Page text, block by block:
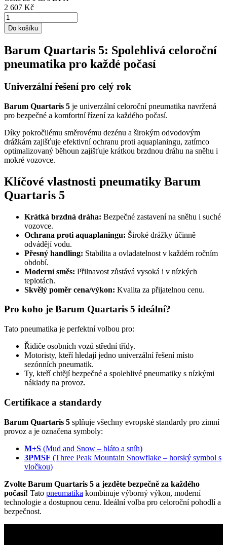
2 607 Kč
Do košíku
Barum Quartaris 5: Spolehlivá celoroční
pneumatika pro každé počasí
Univerzální řešení pro celý rok
Barum Quartaris 5 je univerzální celoroční pneumatika navržená
pro bezpečné a komfortní řízení za každého počasí.
Díky pokročilému směrovému dezénu a širokým odvodovým
drážkám zajišťuje efektivní ochranu proti aquaplaningu, zatímco
optimalizovaný běhoun zajišťuje krátkou brzdnou dráhu na sněhu i
mokré vozovce.
Klíčové vlastnosti pneumatiky Barum
Quartaris 5
Krátká brzdná dráha: Bezpečné zastavení na sněhu i suché
vozovce.
Ochrana proti aquaplaningu: Široké drážky účinně
odvádějí vodu.
Přesný handling: Stabilita a ovladatelnost v každém ročním
období.
Moderní směs: Přilnavost zůstává vysoká i v nízkých
teplotách.
Skvělý poměr cena/výkon: Kvalita za přijatelnou cenu.
Pro koho je Barum Quartaris 5 ideální?
Tato pneumatika je perfektní volbou pro:
Řidiče osobních vozů střední třídy.
Motoristy, kteří hledají jedno univerzální řešení místo
sezónních pneumatik.
Ty, kteří chtějí bezpečné a spolehlivé pneumatiky s nízkými
náklady na provoz.
Certifikace a standardy
Barum Quartaris 5 splňuje všechny evropské standardy pro zimní
provoz a je označena symboly:
M+S (Mud and Snow – bláto a sníh)
3PMSF (Three Peak Mountain Snowflake – horský symbol s
vločkou)
Zvolte Barum Quartaris 5 a jezděte bezpečně za každého
počasí! Tato pneumatika kombinuje výborný výkon, moderní
technologie a dostupnou cenu. Ideální volba pro celoroční pohodlí a
bezpečnost.